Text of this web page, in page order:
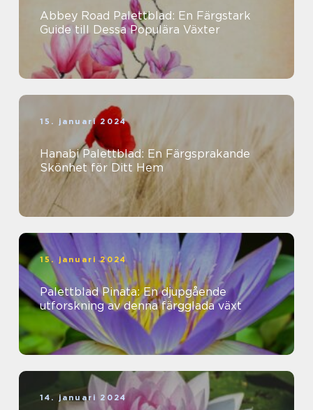
Abbey Road Palettblad: En Färgstark
Guide till Dessa Populära Växter
15. januari 2024
Hanabi Palettblad: En Färgsprakande
Skönhet för Ditt Hem
15. januari 2024
Palettblad Pinata: En djupgående
utforskning av denna färgglada växt
14. januari 2024